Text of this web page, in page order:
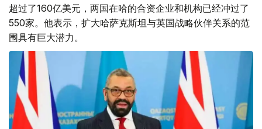
超过了160亿美元，两国在哈的合资企业和机构已经冲过了
550家。他表示，扩大哈萨克斯坦与英国战略伙伴关系的范
围具有巨大潜力。